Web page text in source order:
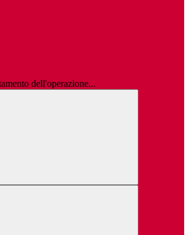
dell'operazione...